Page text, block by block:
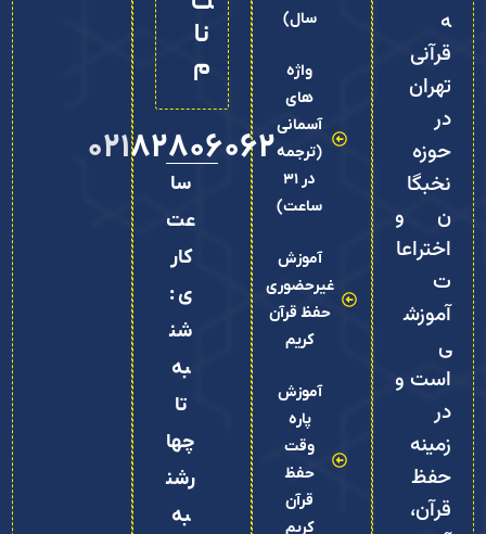
ه
قرآنی
تهران
در
حوزه
نخبگا
ن و
اختراعا
ت
آموزش
ی
است و
در
زمینه
حفظ
قرآن،
سال)
واژه
های
آسمانی
(ترجمه
در 31
ساعت)
آموزش
غیرحضوری
حفظ قرآن
کریم
آموزش
پاره
وقت
حفظ
قرآن
کریم
نا
م
02182806062
سا
عت
کار
ی :
شن
به
تا
چها
رشن
به